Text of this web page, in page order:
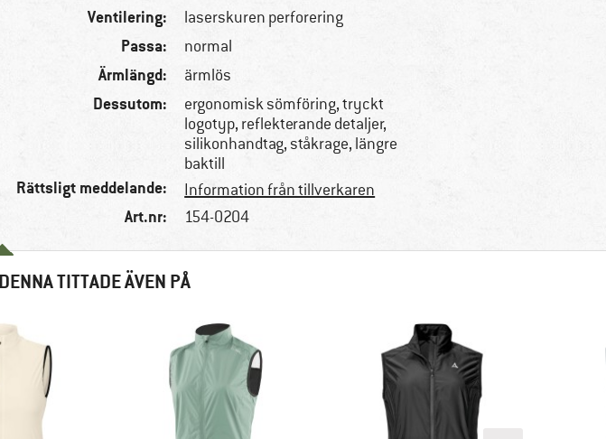
Ventilering: laserskuren perforering
Passa: normal
Ärmlängd: ärmlös
Dessutom:
ergonomisk sömföring, tryckt
logotyp, reflekterande detaljer,
silikonhandtag, ståkrage, längre
baktill
Rättsligt meddelande: Information från tillverkaren
Art.nr: 154-0204
TITTADE ÄVEN PÅ